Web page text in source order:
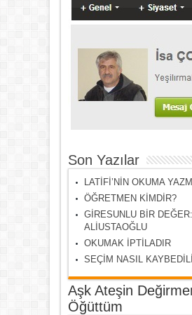
Son Yazılar
LATİFİ’NİN OKUMA
ÖĞRETMEN KİMDİR?
GİRESUNLU BİR
ALİUSTAOĞLU
OKUMAK İPTİLADIR
SEÇİM NASIL
Aşk Ateşin
Öğüttüm